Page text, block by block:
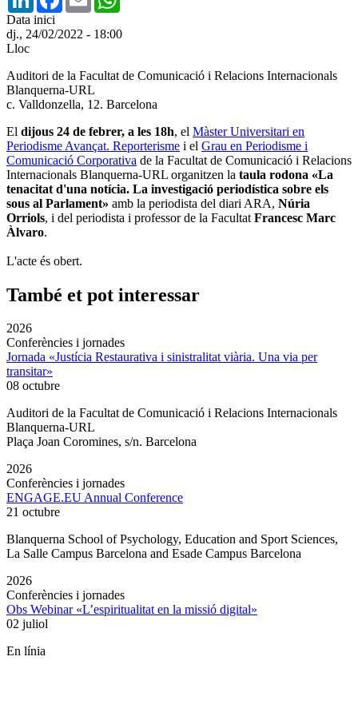
Data inici
dj., 24/02/2022 - 18:00
Lloc
Auditori de la Facultat de Comunicació i Relacions Internacionals
Blanquerna-URL
c. Valldonzella, 12. Barcelona
El dijous 24 de febrer, a les 18h, el Màster Universitari en
Periodisme Avançat. Reporterisme i el Grau en Periodisme i
Comunicació Corporativa de la Facultat de Comunicació i Relacions
Internacionals Blanquerna-URL organitzen la taula rodona «La
tenacitat d'una notícia. La investigació periodística sobre els
sous al Parlament» amb la periodista del diari ARA, Núria
Orriols, i del periodista i professor de la Facultat Francesc Marc
Àlvaro.
L'acte és obert.
També et pot interessar
2026
Conferències i jornades
Jornada «Justícia Restaurativa i sinistralitat viària. Una via per
transitar»
08 octubre
Auditori de la Facultat de Comunicació i Relacions Internacionals
Blanquerna-URL
Plaça Joan Coromines, s/n. Barcelona
2026
Conferències i jornades
ENGAGE.EU Annual Conference
21 octubre
Blanquerna School of Psychology, Education and Sport Sciences,
La Salle Campus Barcelona and Esade Campus Barcelona
2026
Conferències i jornades
Obs Webinar «L’espiritualitat en la missió digital»
02 juliol
En línia